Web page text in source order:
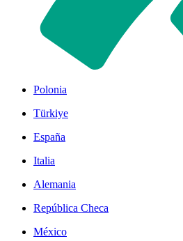
Polonia
Türkiye
España
Italia
Alemania
República Checa
México